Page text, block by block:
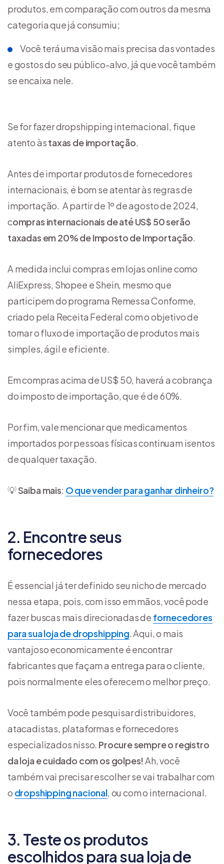
produtos, em comparação com outros da mesma
categoria que já consumiu;
Você terá uma visão mais precisa das vontades
e gostos do seu público-alvo, já que você também
se encaixa nele.
Se for fazer dropshipping internacional, fique
atento àstaxas de importação.
Antes de importar produtos de fornecedores
internacionais, é bom se atentar às regras de
importação. A partir de 1º de agosto de 2024,
compras internacionais de até US$ 50 serão
taxadas em 20% de Imposto de Importação.
A medida inclui compras em lojas online como
AliExpress, Shopee e Shein, mesmo que
participem do programa Remessa Conforme,
criado pela Receita Federal com o objetivo de
tornar o fluxo de importação de produtos mais
simples, ágil e eficiente.
Em compras acima de US$ 50, haverá a cobrança
do imposto de importação, que é de 60%.
Por fim, vale mencionar que medicamentos
importados por pessoas físicas continuam isentos
de qualquer taxação.
💡Saiba mais: O que vender para ganhar dinheiro?
2. Encontre seus
fornecedores
É essencial já ter definido seu nicho de mercado
nessa etapa, pois, com isso em mãos, você pode
fazer buscas mais direcionadas de fornecedores
para sua loja de dropshipping. Aqui, o mais
vantajoso economicamente é encontrar
fabricantes que façam a entrega para o cliente,
pois normalmente eles oferecem o melhor preço.
Você também pode pesquisar distribuidores,
atacadistas, plataformas e fornecedores
especializados nisso. Procure sempre o registro
da loja ecuidado com os golpes!Ah, você
também vai precisar escolher se vai trabalhar com
o dropshipping nacional, ou com o internacional.
3. Teste os produtos
escolhidos para sua loja de